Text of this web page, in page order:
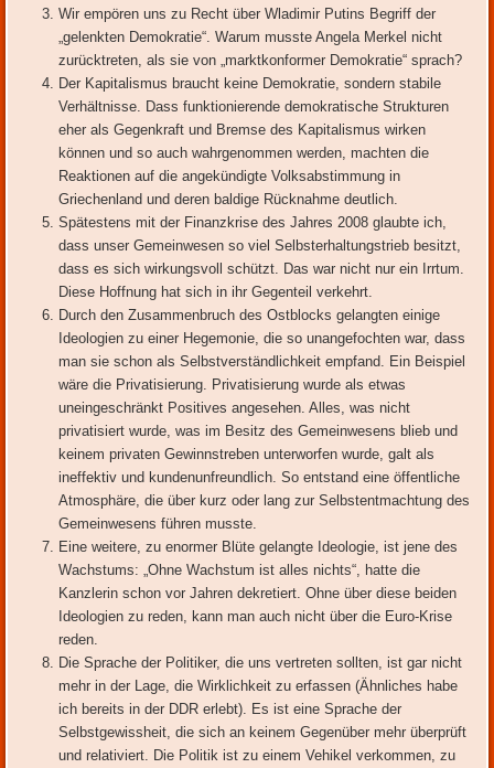
Wir empören uns zu Recht über Wladimir Putins Begriff der
„gelenkten Demokratie“. Warum musste Angela Merkel nicht
zurücktreten, als sie von „marktkonformer Demokratie“ sprach?
Der Kapitalismus braucht keine Demokratie, sondern stabile
Verhältnisse. Dass funktionierende demokratische Strukturen
eher als Gegenkraft und Bremse des Kapitalismus wirken
können und so auch wahrgenommen werden, machten die
Reaktionen auf die angekündigte Volksabstimmung in
Griechenland und deren baldige Rücknahme deutlich.
Spätestens mit der Finanzkrise des Jahres 2008 glaubte ich,
dass unser Gemeinwesen so viel Selbsterhaltungstrieb besitzt,
dass es sich wirkungsvoll schützt. Das war nicht nur ein Irrtum.
Diese Hoffnung hat sich in ihr Gegenteil verkehrt.
Durch den Zusammenbruch des Ostblocks gelangten einige
Ideologien zu einer Hegemonie, die so unangefochten war, dass
man sie schon als Selbstverständlichkeit empfand. Ein Beispiel
wäre die Privatisierung. Privatisierung wurde als etwas
uneingeschränkt Positives angesehen. Alles, was nicht
privatisiert wurde, was im Besitz des Gemeinwesens blieb und
keinem privaten Gewinnstreben unterworfen wurde, galt als
ineffektiv und kundenunfreundlich. So entstand eine öffentliche
Atmosphäre, die über kurz oder lang zur Selbstentmachtung des
Gemeinwesens führen musste.
Eine weitere, zu enormer Blüte gelangte Ideologie, ist jene des
Wachstums: „Ohne Wachstum ist alles nichts“, hatte die
Kanzlerin schon vor Jahren dekretiert. Ohne über diese beiden
Ideologien zu reden, kann man auch nicht über die Euro-Krise
reden.
Die Sprache der Politiker, die uns vertreten sollten, ist gar nicht
mehr in der Lage, die Wirklichkeit zu erfassen (Ähnliches habe
ich bereits in der DDR erlebt). Es ist eine Sprache der
Selbstgewissheit, die sich an keinem Gegenüber mehr überprüft
und relativiert. Die Politik ist zu einem Vehikel verkommen, zu